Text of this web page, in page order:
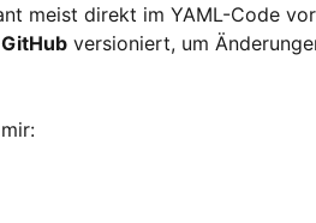
meist direkt im YAML-Code
GitHub versioniert, um